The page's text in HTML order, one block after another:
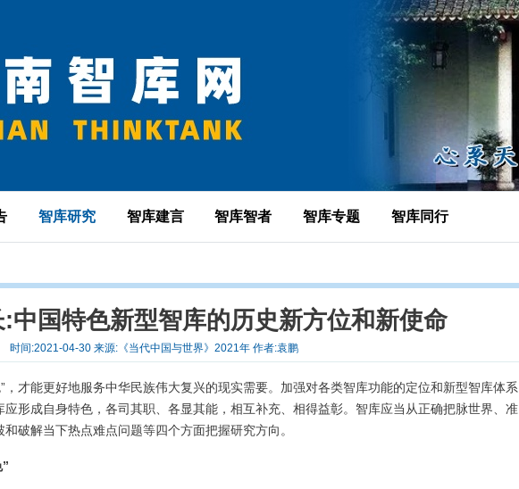
智库研究 智库建言 智库智者 智库专题 智库同行
中国特色新型智库的历史新方位和新使命
时间:2021-04-30 来源:《当代中国与世界》2021年 作者:袁鹏
，才能更好地服务中华民族伟大复兴的现实需要。加强对各类智库功能的定位和新型智库体系
形成自身特色，各司其职、各显其能，相互补充、相得益彰。智库应当从正确把脉世界、准
破解当下热点难点问题等四个方面把握研究方向。